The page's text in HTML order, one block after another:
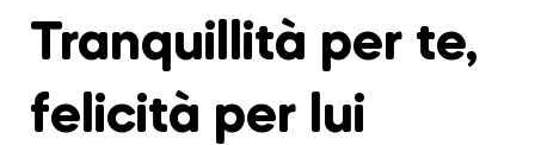
Tranquillità per te,
felicità per lui